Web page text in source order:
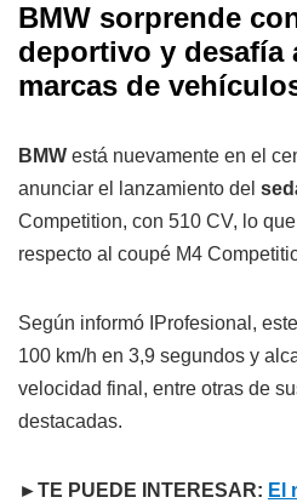
BMW sorprende
deportivo y desafía
marcas de
BMW está nuevamente en el
anunciar el lanzamiento del
Competition, con 510 CV, lo
respecto al coupé M4
Según informó IProfesional, este
100 km/h en 3,9 segundos y
velocidad final, entre otras de
destacadas.
►TE PUEDE INTERESAR: El